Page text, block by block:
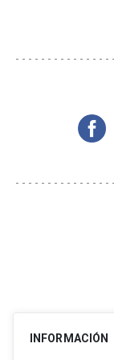
INFORMACIÓN